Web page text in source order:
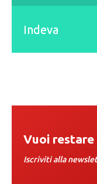
Indeva
Vuoi restare
Iscriviti alla